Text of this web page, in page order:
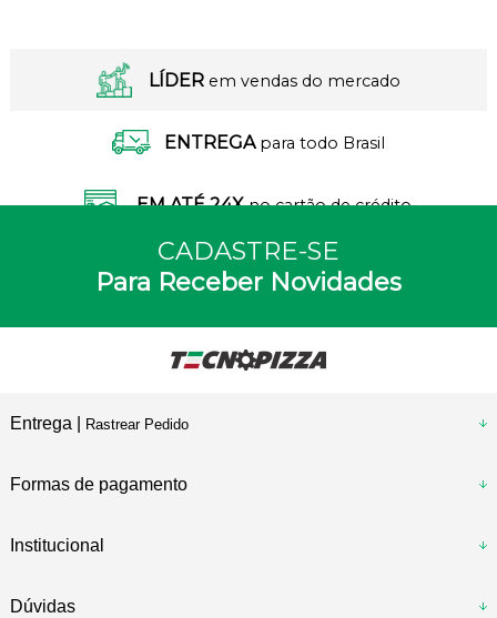
LÍDER em vendas do mercado
ENTREGA para todo Brasil
EM ATÉ 24X no cartão de crédito
CADASTRE-SE
Para Receber Novidades
Entrega | Rastrear Pedido
Formas de pagamento
Institucional
Dúvidas